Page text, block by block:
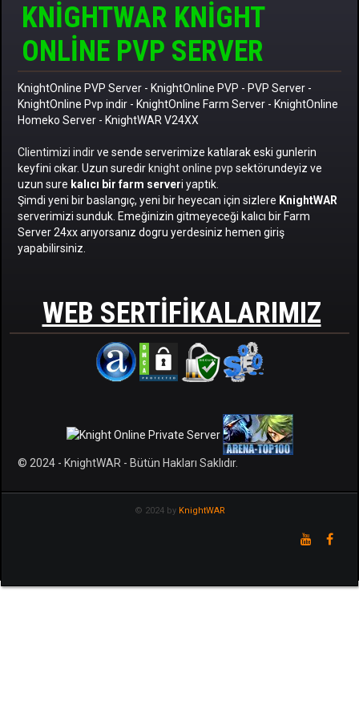
KNIGHTWAR KNIGHT
ONLINE PVP SERVER
KnightOnline PVP Server - KnightOnline PVP - PVP Server -
KnightOnline Pvp indir - KnightOnline Farm Server - KnightOnline
Homeko Server - KnightWAR V24XX
Clientimizi indirve sende serverimize katılarak eski gunlerin
keyfini cıkar. Uzun suredir knight online pvp sektörundeyiz ve
uzun sure kalıcı bir farm serveri yaptık.
Şimdi yeni bir baslangıç, yeni bir heyecan için sizlere KnightWAR
serverimizi sunduk. Emeğinizin gitmeyeceği kalıcı bir Farm
Server 24xx arıyorsanız dogru yerdesiniz hemen giriş
yapabilirsiniz.
WEB SERTIFIKALARIMIZ
© 2024 - KnightWAR - Bütün Hakları Saklıdır.
© 2024 by KnightWAR